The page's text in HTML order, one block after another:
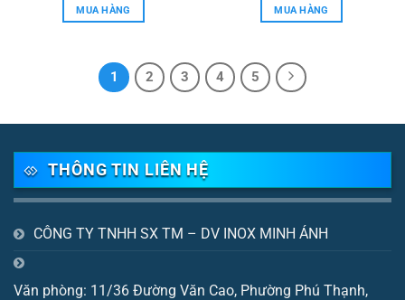
MUA HÀNG MUA HÀNG
1 2 3 4 5
THÔNG TIN LIÊN HỆ
CÔNG TY TNHH SX TM – DV INOX MINH ÁNH
Văn phòng: 11/36 Đường Văn Cao, Phường Phú Thạnh,